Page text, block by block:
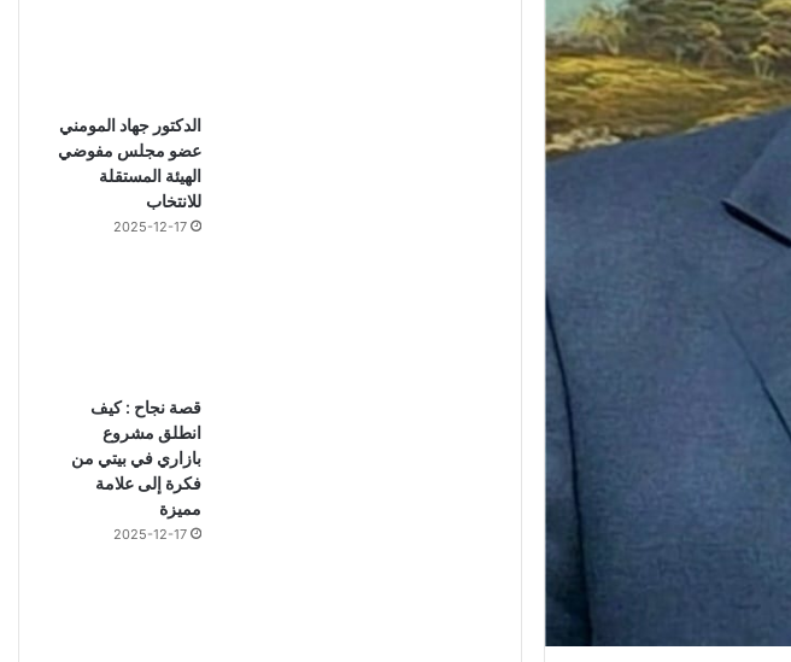
الدكتور جهاد المومني
عضو مجلس مفوضي
الهيئة المستقلة
للانتخاب
2025-12-17
قصة نجاح : كيف
انطلق مشروع
بازاري في بيتي من
فكرة إلى علامة
مميزة
2025-12-17